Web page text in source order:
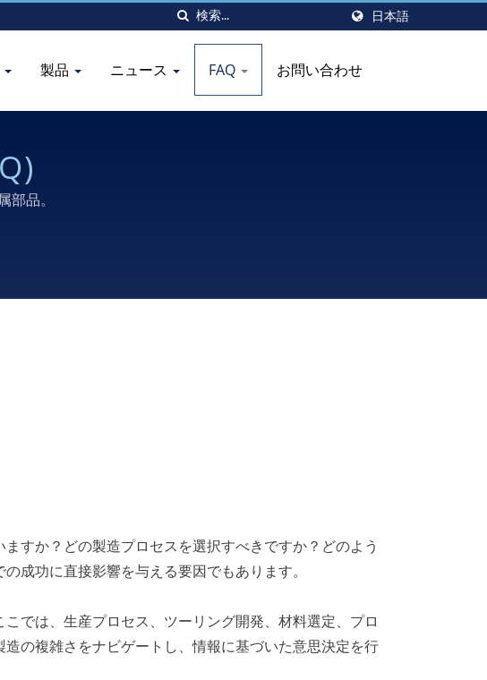
日本語
製品 ニュース FAQ お問い合わせ
品。
すか？どの製造プロセスを選択すべきですか？どのよう
成功に直接影響を与える要因でもあります。
では、生産プロセス、ツーリング開発、材料選定、プロ
の複雑さをナビゲートし、情報に基づいた意思決定を行